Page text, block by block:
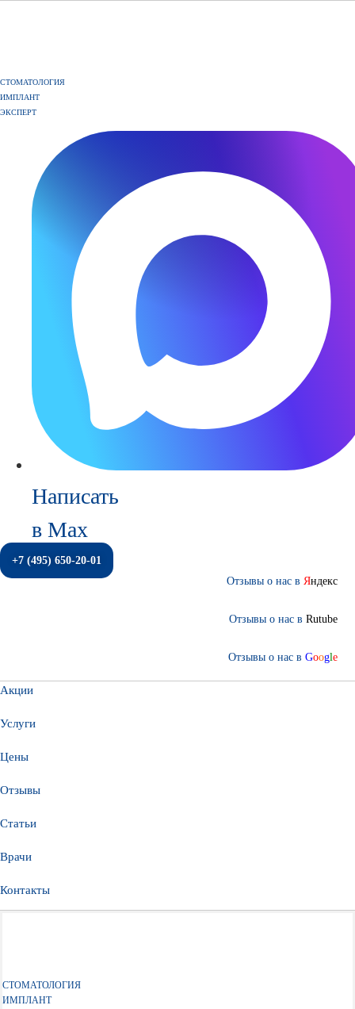
СТОМАТОЛОГИЯ
ИМПЛАНТ
ЭКСПЕРТ
Написать
в Max
+7 (495) 650-20-01
Отзывы о нас в Яндекс
Отзывы о нас в Rutube
Отзывы о нас в Google
Акции
Услуги
Цены
Отзывы
Статьи
Врачи
Контакты
СТОМАТОЛОГИЯ
ИМПЛАНТ